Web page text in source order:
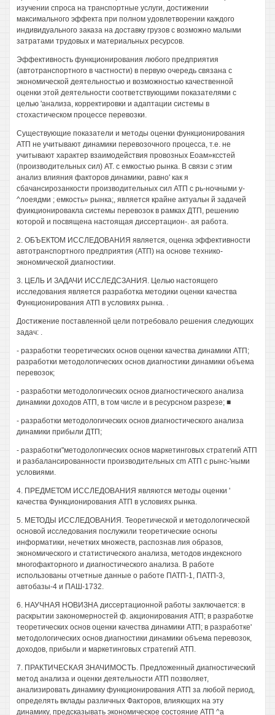
изучении спроса на транспортные услуги, достижении
максимального эффекта при полном удовлетворении каждого
индивидуального заказа на доставку грузов с возможно малыми
затратами трудовых и материальных ресурсов.
Эффективность функционирования любого предприятия
(автотранспортного в частности) в первую очередь связана с
экономической деятельностью и возможностью качественной
оценки этой деятельности соответствующими показателями с
целью 'анализа, корректировки и адаптации системы в
стохастическом процессе перевозки.
Существующие показатели и методы оценки функционирования
АТП не учитывают динамики перевозочного процесса, т.е. не
учитывают характер взаимодействия провозных Еоам»ксстей
(производительных сил) АТ. с емкостью рынка. В связи с этим
анализ влияния факторов динамики, равно' как я
сбачансирозанкости производительных сил АТП с рь-ночными у-
^лоеядми ; емкость» рынка;, является крайне актуальн й задачей
фуикционировакла системы перевозок в рамках ДТП, решению
которой и посвящена настоящая диссертацион-. ая работа.
2. ОБЪЕКТОМ ИССЛЕДОВАНИЯ является, оценка эффективности
автотранспортного предприятия (АТП) на основе технико-
экономической диагностики.
3. ЦЕЛЬ И ЗАДАЧИ ИССЛЕДСЗАНИЯ. Целью настоящего
исследования является разработка методики оценки качества
Функционирования АТП в условиях рынка. .
Достижение поставленной цели потребовало решения следующих
задач: .
- разработки теоретических основ оценки качества динамики АТП;
разработки методологических основ диагностики динамики объема
перевозок;
- разработки методологических основ диагностического анализа
динамики доходов АТП, в том числе и в ресурсном разрезе; ■
- разработки методологических основ диагностического анализа
динамики прибыли ДТП;
- разработки"методологических основ маркетинговых стратегий АТП
и разбалансированности производительных cm АТП с рынс-'ными
условиями.
4. ПРЕДМЕТОМ ИССЛЕДОВАНИЯ являются методы оценки '
качества Функционирования АТП в условиях рынка.
5. МЕТОДЫ ИССЛЕДОВАНИЯ. Теоретической и методологической
основой исследования послужили теоретические осногы
информатики, нечетких множеств, распознав лия образов,
экономического и статистического анализа, методов индексного
многофакторного и диагностического анализа. В работе
использованы отчетные данные о работе ПАТП-1, ПАТП-3,
автобазы-4 и ПАШ-1732.
6. НАУЧНАЯ НОВИЗНА диссертационной работы заключается: в
раскрытии закономерностей ф. акционирования АТП; в разработке
теоретических основ оценки качества динамики АТП; в разработке'
методологических основ диагностики динамики объема перевозок,
доходов, прибыли и маркетинговых стратегий АТП.
7. ПРАКТИЧЕСКАЯ ЗНАЧИМОСТЬ. Предложенный диагностический
метод анализа и оценки деятельности АТП позволяет,
анализировать динамику функционирования АТП за любой период,
определять вклады различных Факторов, влияющих на эту
динамику, предсказывать экономическое состояние АТП ^а